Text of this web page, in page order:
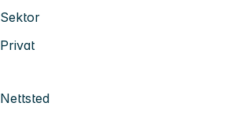
Sektor
Privat
Nettsted